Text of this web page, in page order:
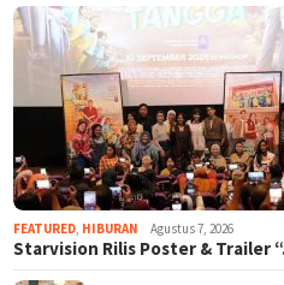
FEATURED, HIBURAN Agustus 7, 2026
Starvision Rilis Poster & Trailer